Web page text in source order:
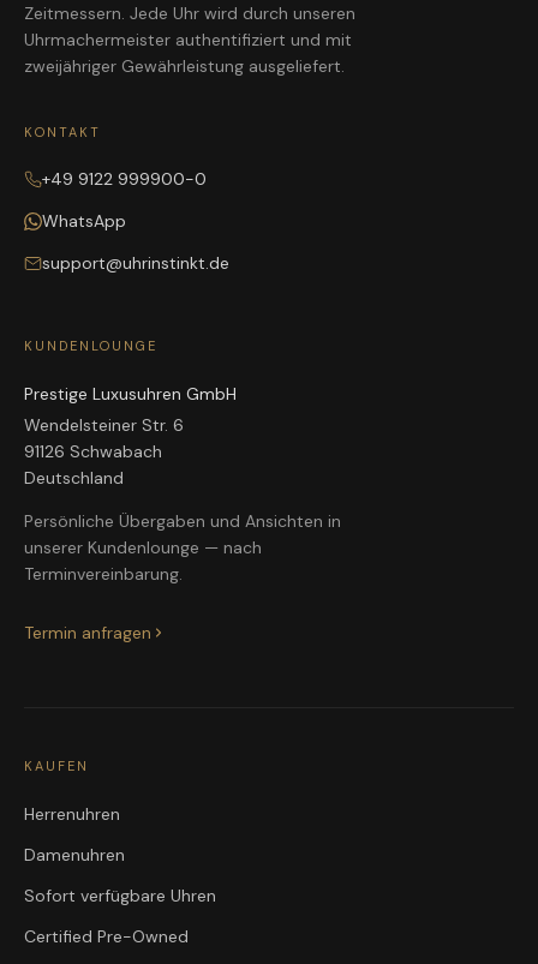
Zeitmessern. Jede Uhr wird durch unseren
Uhrmachermeister authentifiziert und mit
zweijähriger Gewährleistung ausgeliefert.
KONTAKT
+49 9122 999900-0
WhatsApp
support@uhrinstinkt.de
KUNDENLOUNGE
Prestige Luxusuhren GmbH
Wendelsteiner Str. 6
91126 Schwabach
Deutschland
Persönliche Übergaben und Ansichten in
unserer Kundenlounge — nach
Terminvereinbarung.
Termin anfragen
KAUFEN
Herrenuhren
Damenuhren
Sofort verfügbare Uhren
Certified Pre-Owned